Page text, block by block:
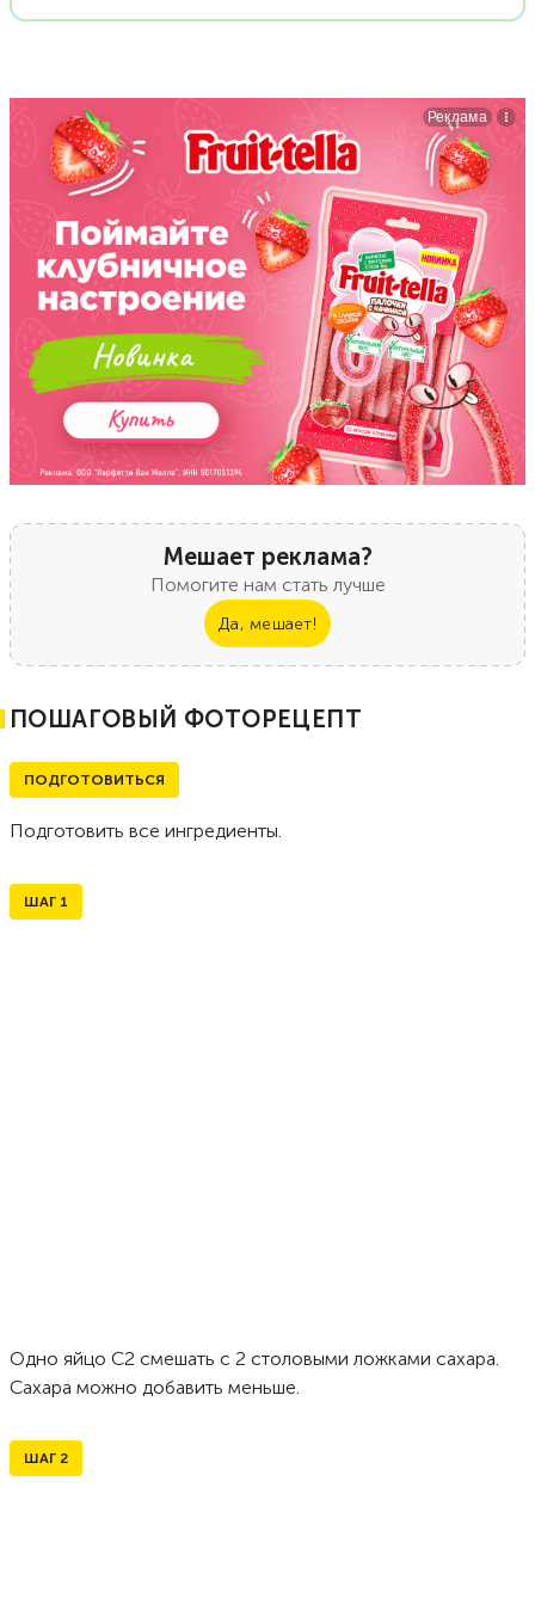
Мешает реклама?
Помогите нам стать лучше
Да, мешает!
ПОШАГОВЫЙ ФОТОРЕЦЕПТ
ПОДГОТОВИТЬСЯ
Подготовить все ингредиенты.
ШАГ 1
Одно яйцо С2 смешать с 2 столовыми ложками сахара.
Сахара можно добавить меньше.
ШАГ 2